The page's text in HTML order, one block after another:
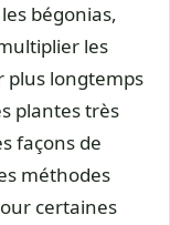
bégonias,
les
plus longtemps
plantes très
façons de
méthodes
certaines